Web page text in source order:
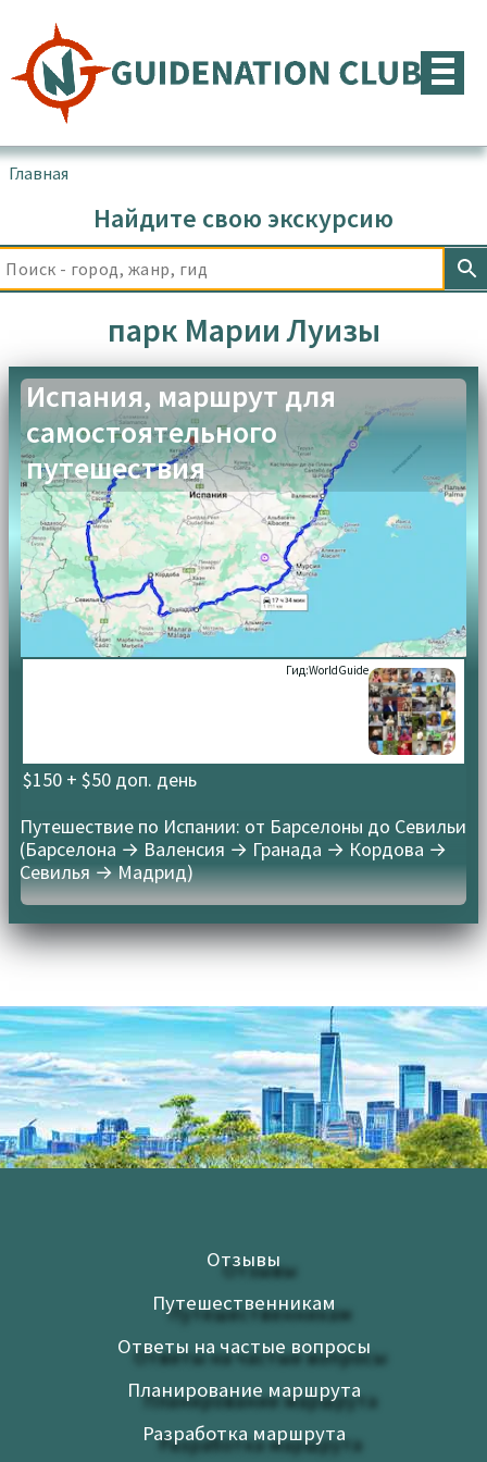
содержимому
Главная
Найдите свою экскурсию
парк Марии Луизы
Испания, маршрут для
самостоятельного
путешествия
Гид:WorldGuide
$150 + $50 доп. день
Путешествие по Испании: от Барселоны до Севильи
(Барселона → Валенсия → Гранада → Кордова →
Севилья → Мадрид)
Отзывы
Путешественникам
Ответы на частые вопросы
Планирование маршрута
Разработка маршрута